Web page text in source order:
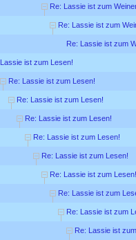
Re: Lassie ist zum
Re: Lassie ist zum
Re: Lassie ist zum
Lassie ist zum Lesen!
Re: Lassie ist zum Lesen!
Re: Lassie ist zum Lesen!
Re: Lassie ist zum Lesen!
Re: Lassie ist zum Lesen!
Re: Lassie ist zum Lesen!
Re: Lassie ist zum Lesen!
Re: Lassie ist zum
Re: Lassie ist zum
Re: Lassie ist